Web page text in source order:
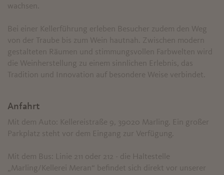
wachsen.
Bei einer Kellerführung erleben Besucher zudem den Weg
von der Traube bis zum Wein hautnah. Zwischen modern
gestalteten Räumen und stimmungsvollen Farbwelten wird
die Weinherstellung zu einem sinnlichen Erlebnis, das
Tradition und Innovation auf besondere Weise verbindet.
Anfahrt
Mit dem Auto: Kellereistraße 9, 39020 Marling. Ein großer
Parkplatz steht vor dem Eingang zur Verfügung.
Mit dem Bus: Linie 211 oder 212 - die Haltestelle
„Marling/Kellerei Meran“ befindet sich direkt vor unserer